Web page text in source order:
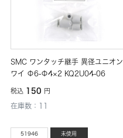
SMC ワンタッチ継手 異径ユニオン
ワイ Φ6-Φ4×2 KQ2U04-06
税込 150 円
在庫数：11
51946 未使用